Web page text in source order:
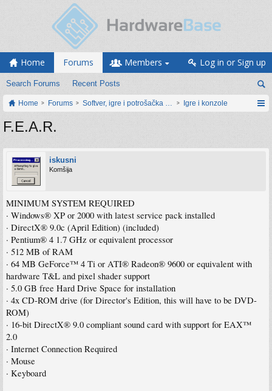
Home Forums
Search Forums Recent Posts
Members Log in or Sign up
Home Forums Softver, igre i potrošačka elektronikaIgre i konzole
F.E.A.R.
iskusni
Komšija
MINIMUM SYSTEM REQUIRED
· Windows® XP or 2000 with latest service pack installed
· DirectX® 9.0c (April Edition) (included)
· Pentium® 4 1.7 GHz or equivalent processor
· 512 MB of RAM
· 64 MB GeForce™ 4 Ti or ATI® Radeon® 9600 or equivalent with
hardware T&L and pixel shader support
· 5.0 GB free Hard Drive Space for installation
· 4x CD-ROM drive (for Director's Edition, this will have to be DVD-
ROM)
· 16-bit DirectX® 9.0 compliant sound card with support for EAX™
2.0
· Internet Connection Required
· Mouse
· Keyboard